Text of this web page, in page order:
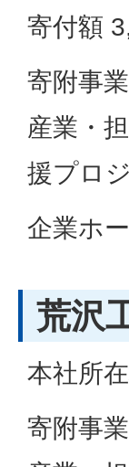
寄付額
寄附事
産業・
援プロ
企業ホ
荒沢
本社所
寄附事